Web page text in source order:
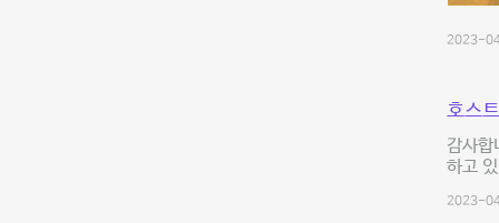
2023-
호스
감사
하고
2023-